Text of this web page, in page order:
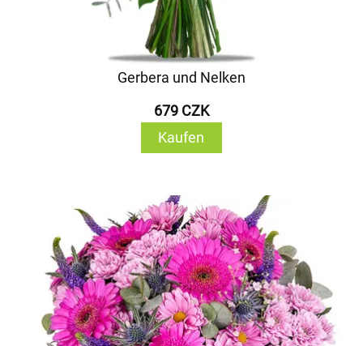
Gerbera und Nelken
679 CZK
Kaufen